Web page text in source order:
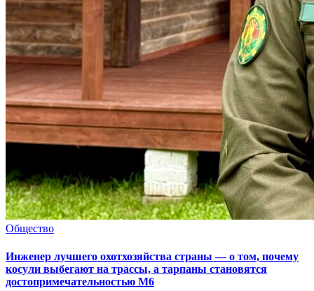
Общество
Инженер лучшего охотхозяйства страны — о том, почему
косули выбегают на трассы, а тарпаны становятся
достопримечательностью М6